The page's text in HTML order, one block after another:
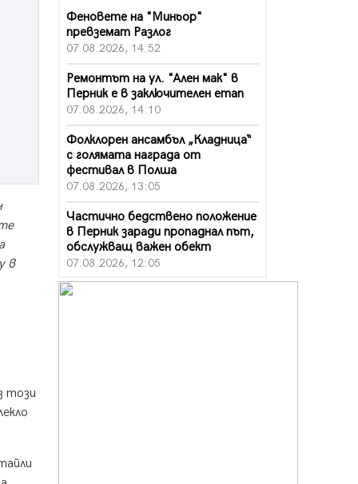
в
този
Феновете на "Миньор"
превземат Разлог
07.08.2026, 14:52
Ремонтът на ул. "Ален мак" в
Перник е в заключителен етап
07.08.2026, 14:10
Фолклорен ансамбъл „Кладница“
с голямата награда от
фестивал в Полша
07.08.2026, 13:05
Частично бедствено положение
в Перник заради пропаднал път,
обслужващ важен обект
07.08.2026, 12:05
Да отговорим на жегите с филм